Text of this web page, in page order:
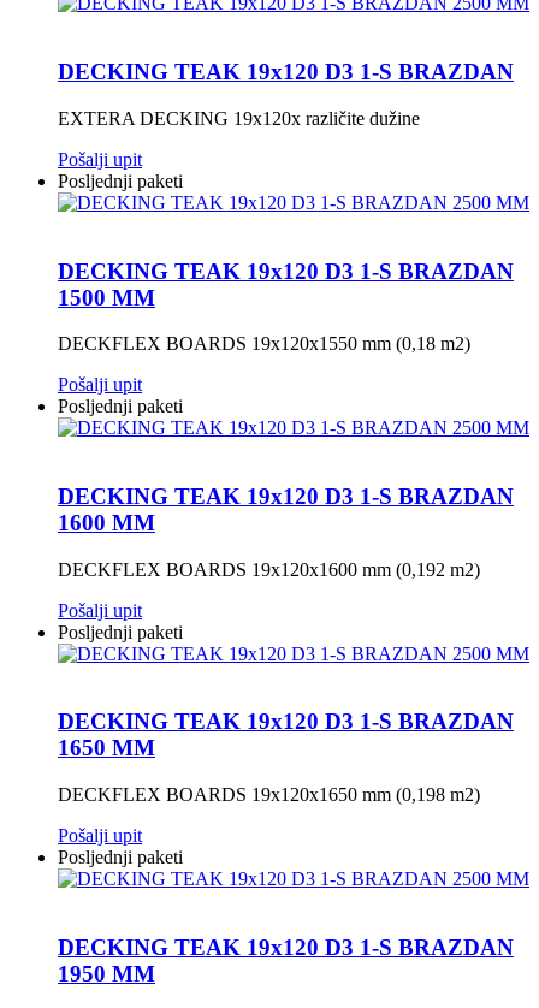
DECKING TEAK 19x120 D3 1-S BRAZDAN
EXTERA DECKING 19x120x različite dužine
Pošalji upit
Posljednji paketi
DECKING TEAK 19x120 D3 1-S BRAZDAN
1500 MM
DECKFLEX BOARDS 19x120x1550 mm (0,18 m2)
Pošalji upit
Posljednji paketi
DECKING TEAK 19x120 D3 1-S BRAZDAN
1600 MM
DECKFLEX BOARDS 19x120x1600 mm (0,192 m2)
Pošalji upit
Posljednji paketi
DECKING TEAK 19x120 D3 1-S BRAZDAN
1650 MM
DECKFLEX BOARDS 19x120x1650 mm (0,198 m2)
Pošalji upit
Posljednji paketi
DECKING TEAK 19x120 D3 1-S BRAZDAN
1950 MM